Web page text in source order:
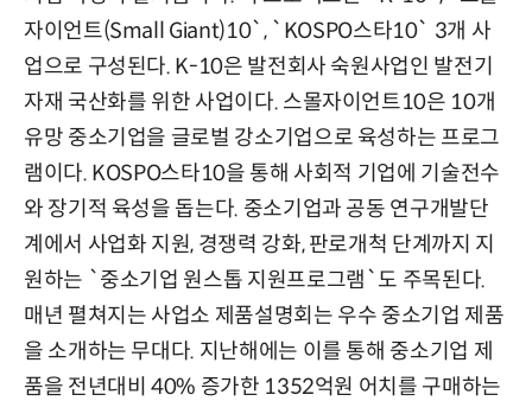
자이언트(Small Giant)10`, `KOSPO스타10` 3개 사
업으로 구성된다. K-10은 발전회사 숙원사업인 발전기
자재 국산화를 위한 사업이다. 스몰자이언트10은 10개
유망 중소기업을 글로벌 강소기업으로 육성하는 프로그
램이다. KOSPO스타10을 통해 사회적 기업에 기술전수
와 장기적 육성을 돕는다. 중소기업과 공동 연구개발단
계에서 사업화 지원, 경쟁력 강화, 판로개척 단계까지 지
원하는 `중소기업 원스톱 지원프로그램`도 주목된다.
매년 펼쳐지는 사업소 제품설명회는 우수 중소기업 제품
을 소개하는 무대다. 지난해에는 이를 통해 중소기업 제
품을 전년대비 40% 증가한 1352억원 어치를 구매하는